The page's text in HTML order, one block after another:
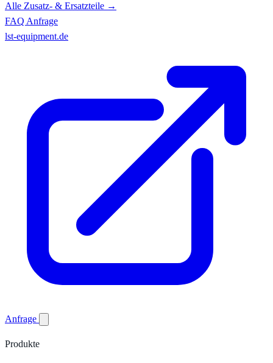
Alle Zusatz- & Ersatzteile →
FAQ Anfrage
lst-equipment.de
Anfrage
Produkte